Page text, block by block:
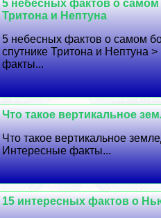
5 небесных фактов о
Тритона и Нептуна
5 небесных фактов о самом
спутнике Тритона и Нептуна
факты...
Что такое вертикальное
Что такое вертикальное
Интересные факты...
15 интересных фактов о